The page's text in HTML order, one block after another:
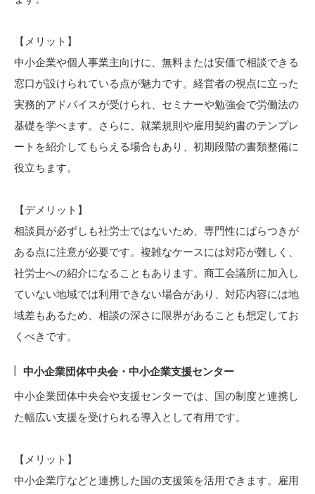
【メリット】
中小企業や個人事業主向けに、無料または安価で相談できる
窓口が設けられている点が魅力です。経営者の視点に立った
実務的アドバイスが受けられ、セミナーや勉強会で労働法の
基礎を学べます。さらに、就業規則や雇用契約書のテンプレ
ートを紹介してもらえる場合もあり、初期段階の書類整備に
役立ちます。
【デメリット】
相談員が必ずしも社労士ではないため、専門性にばらつきが
ある点に注意が必要です。複雑なケースには対応が難しく、
社労士への紹介になることもあります。商工会議所に加入し
ていない地域では利用できない場合があり、対応内容には地
域差もあるため、相談の深さに限界があることも想定してお
くべきです。
中小企業団体中央会・中小企業支援センター
中小企業団体中央会や支援センターでは、国の制度と連携し
た幅広い支援を受けられる導入として有用です。
【メリット】
中小企業庁などと連携した国の支援策を活用できます。雇用